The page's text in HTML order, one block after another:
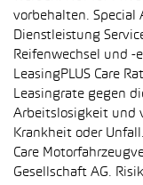
vorbehalten. Special
Dienstleistung
Reifenwechsel und -
LeasingPLUS Care
Leasingrate gegen
Arbeitslosigkeit und
Krankheit oder
Care
Gesellschaft AG.